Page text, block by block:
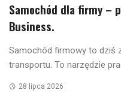
Samochód dla firmy –
Business.
Samochód firmowy to dziś
transportu. To narzędzie
28 lipca 2026